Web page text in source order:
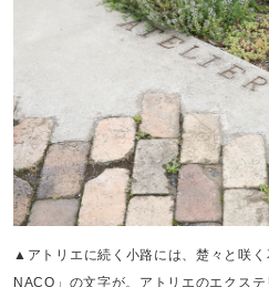
▲アトリエに続く小路には、楚々と咲
NACO」の文字が。アトリエのエクス